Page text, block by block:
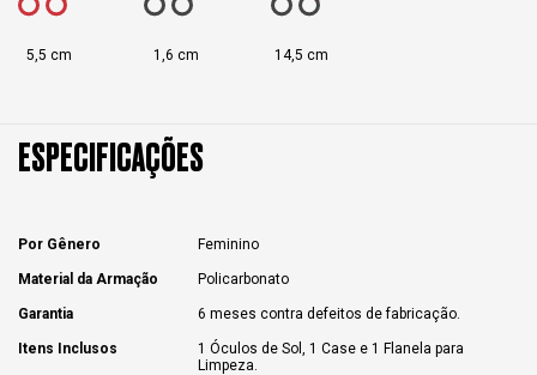
5,5 cm 1,6 cm 14,5 cm
ESPECIFICAÇÕES
Por Gênero Feminino
Material da Armação Policarbonato
Garantia 6 meses contra defeitos de fabricação.
Itens Inclusos
1 Óculos de Sol, 1 Case e 1 Flanela para
Limpeza.